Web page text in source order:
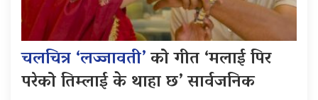
चलचित्र ‘लज्जावती’को गीत ‘मलाई पिर
परेको तिम्लाई के थाहा छ’ सार्वजनिक